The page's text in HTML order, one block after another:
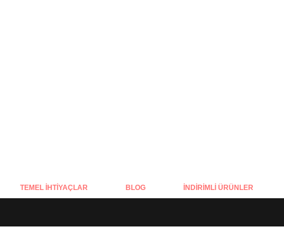
TEMEL İHTIYAÇLAR BLOG İNDIRIMLI ÜRÜNLER